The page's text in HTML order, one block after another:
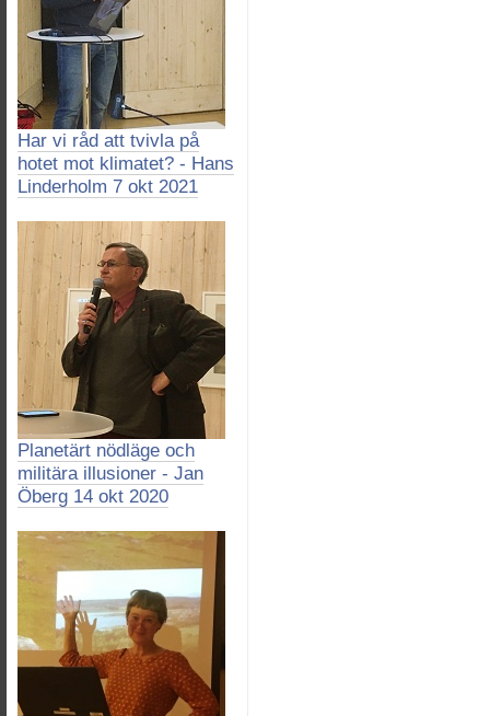
Har vi råd att tvivla på
hotet mot klimatet? - Hans
Linderholm 7 okt 2021
Planetärt nödläge och
militära illusioner - Jan
Öberg 14 okt 2020